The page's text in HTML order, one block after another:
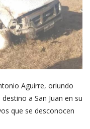
Aguirre, oriundo
a San Juan en su
que se desconocen